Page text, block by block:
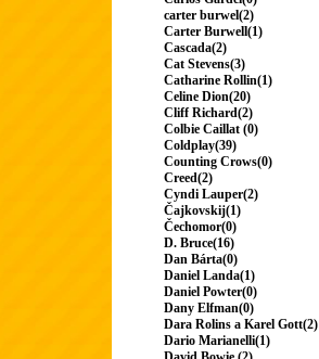
carter burwel(2)
Carter Burwell(1)
Cascada(2)
Cat Stevens(3)
Catharine Rollin(1)
Celine Dion(20)
Cliff Richard(2)
Colbie Caillat (0)
Coldplay(39)
Counting Crows(0)
Creed(2)
Cyndi Lauper(2)
Čajkovskij(1)
Čechomor(0)
D. Bruce(16)
Dan Bárta(0)
Daniel Landa(1)
Daniel Powter(0)
Dany Elfman(0)
Dara Rolins a Karel Gott(2)
Dario Marianelli(1)